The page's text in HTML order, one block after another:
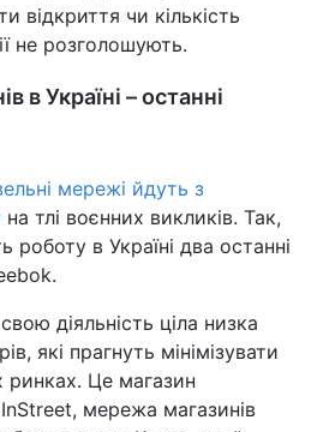
відкриття чи кількість
не розголошують.
в Україні – останні
мережі йдуть з
на тлі воєнних викликів. Так,
роботу в Україні два останні
діяльність ціла низка
які прагнуть мінімізувати
ринках. Це магазин
мережа магазинів